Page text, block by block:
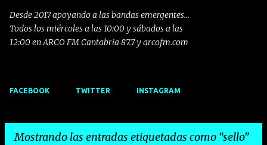
Desde 2017 apoyando a las bandas emergentes...
Todos los miércoles a las 10:00 y sábados a las
12:00 en ARCO FM Cantabria 87.7 y arcofm.com
FACEBOOK TWITTER INSTAGRAM
Mostrando las entradas etiquetadas como sello